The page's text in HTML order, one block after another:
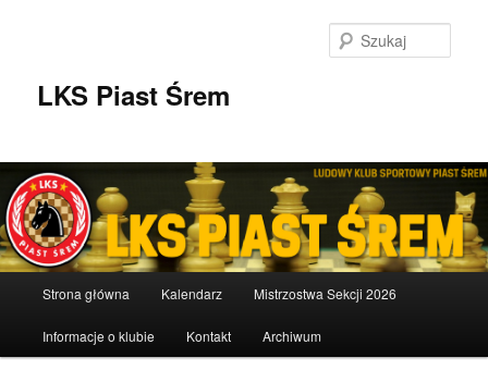
LKS Piast Śrem
Strona główna Kalendarz Mistrzostwa Sekcji 2026
Informacje o klubie Kontakt Archiwum